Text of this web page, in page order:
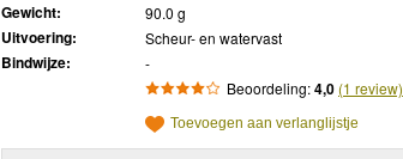
Gewicht: 90.0 g
Uitvoering: Scheur- en watervast
Bindwijze:
-
Beoordeling:4,0 (1 review)
Toevoegen aan verlanglijstje